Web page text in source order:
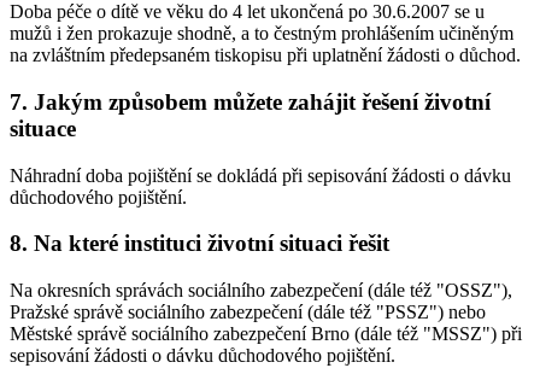
Doba péče o dítě ve věku do 4 let ukončená po 30.6.2007 se u
mužů i žen prokazuje shodně, a to čestným prohlášením učiněným
na zvláštním předepsaném tiskopisu při uplatnění žádosti o důchod.
7. Jakým způsobem můžete zahájit řešení životní
situace
Náhradní doba pojištění se dokládá při sepisování žádosti o dávku
důchodového pojištění.
8. Na které instituci životní situaci řešit
Na okresních správách sociálního zabezpečení (dále též "OSSZ"),
Pražské správě sociálního zabezpečení (dále též "PSSZ") nebo
Městské správě sociálního zabezpečení Brno (dále též "MSSZ") při
sepisování žádosti o dávku důchodového pojištění.